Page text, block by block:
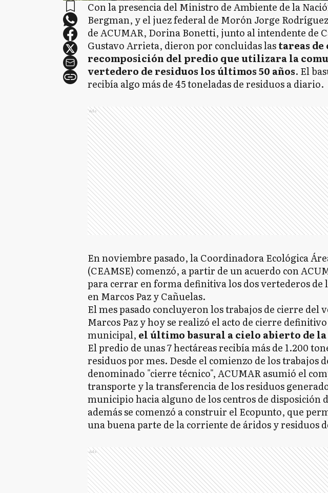
Con la presencia del Ministro de Ambiente de la
Bergman, y el juez federal de Morón Jorge
de ACUMAR, Dorina Bonetti, junto al intendente de
Gustavo Arrieta, dieron por concluidas lastareas
recomposición del predio que utilizara la
vertedero de residuos los últimos 50 años. El
recibía algo más de 45 toneladas de residuos a diario.
Ads
En noviembre pasado, la Coordinadora Ecológica
(CEAMSE) comenzó, a partir de un acuerdo con
para cerrar en forma definitiva los dos vertederos de
en Marcos Paz y Cañuelas.
El mes pasado concluyeron los trabajos de cierre del
Marcos Paz y hoy se realizó el acto de cierre
municipal, el último basural a cielo abierto de la
El predio de unas 7 hectáreas recibía más de 1.200
residuos por mes. Desde el comienzo de los trabajos
denominado "cierre técnico", ACUMAR asumió el
transporte y la transferencia de los residuos
municipio hacia alguno de los centros de disposición
además se comenzó a construir el Ecopunto, que
una buena parte de la corriente de áridos y residuos
Ads